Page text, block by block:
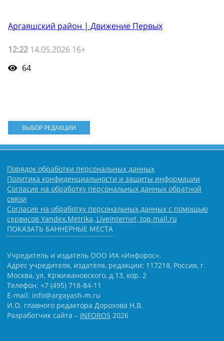
Аргаяшский район | Движение Первых
12:22 14.05.2026 16+
64
ВЫБОР РЕДАКЦИИ
Порядок обработки персональных данных
Политика конфиденциальности и защиты информации
Согласие на обработку персональных данных обратной
связи
Согласие на обработку персональных данных с помощью
сервисов Yandex.Metrika, LiveInternet, top.mail.ru
ПОКАЗАТЬ БАННЕРНЫЕ МЕСТА
Учредитель и издатель ООО ИА «Инфорос».
Адрес учредителя, издателя, редакции: 117218, Россия, г.
Москва, ул. Кржижановского, д.13, кор. 2
Телефон: +7 (495) 718-84-11
E-mail: info@argayash-m.ru
И.О. главного редактора Дорохова Н.В.
Разработчик сайта – INFOROS 2026